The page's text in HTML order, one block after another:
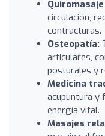
circulación,
contracturas.
Osteopatía:
articulares,
posturales y
Medicina
acupuntura y
energía vital.
Masajes